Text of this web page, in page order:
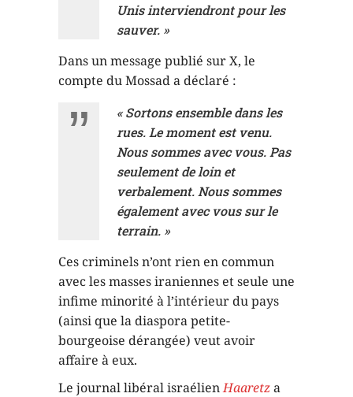
Unis interviendront pour les
sauver. »
Dans un message publié sur X, le
compte du Mossad a déclaré :
« Sortons ensemble dans les
rues. Le moment est venu.
Nous sommes avec vous. Pas
seulement de loin et
verbalement. Nous sommes
également avec vous sur le
terrain. »
Ces criminels n’ont rien en commun
avec les masses iraniennes et seule une
infime minorité à l’intérieur du pays
(ainsi que la diaspora petite-
bourgeoise dérangée) veut avoir
affaire à eux.
Le journal libéral israélienHaaretza